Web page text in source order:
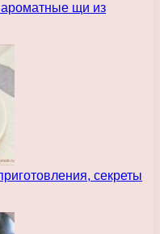
ароматные щи из
секреты